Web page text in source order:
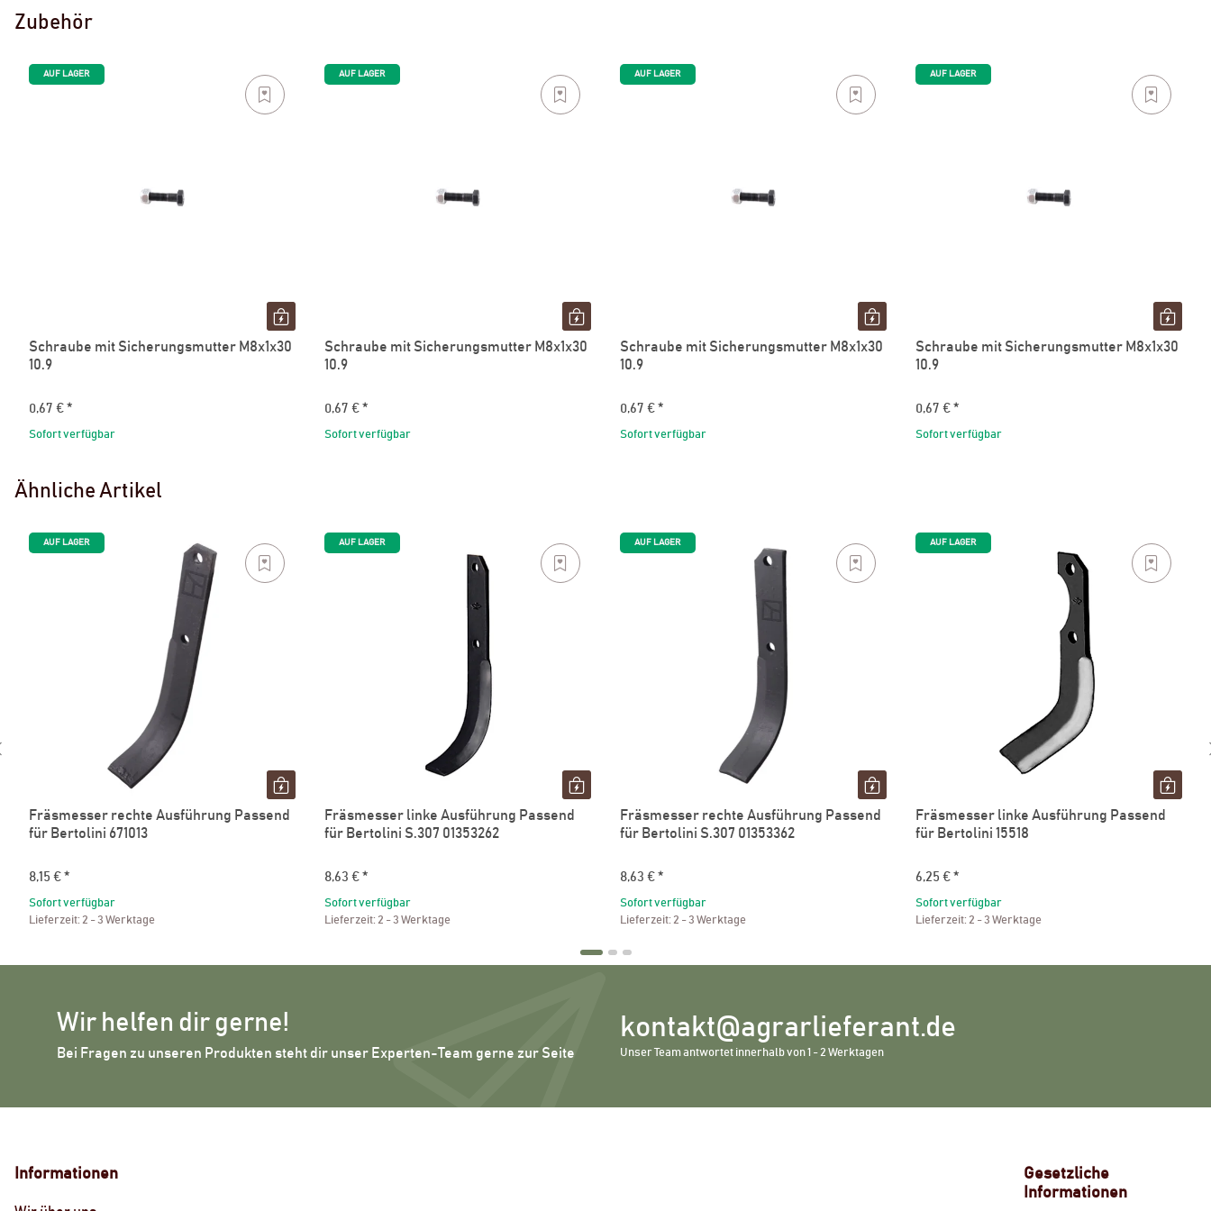
Zubehör
AUF LAGER
Schraube mit Sicherungsmutter M8x1x30
10.9
0,67 € *
Sofort verfügbar
AUF LAGER
Schraube mit Sicherungsmutter M8x1x30
10.9
0,67 € *
Sofort verfügbar
AUF LAGER
Schraube mit Sicherungsmutter M8x1x30
10.9
0,67 € *
Sofort verfügbar
AUF LAGER
Schraube mit Sicherungsmutter M8x1x30
10.9
0,67 € *
Sofort verfügbar
Ähnliche Artikel
AUF LAGER
Fräsmesser rechte Ausführung Passend
für Bertolini 671013
8,15 € *
Sofort verfügbar
Lieferzeit: 2 - 3 Werktage
AUF LAGER
Fräsmesser linke Ausführung Passend
für Bertolini S.307 01353262
8,63 € *
Sofort verfügbar
Lieferzeit: 2 - 3 Werktage
AUF LAGER
Fräsmesser rechte Ausführung Passend
für Bertolini S.307 01353362
8,63 € *
Sofort verfügbar
Lieferzeit: 2 - 3 Werktage
AUF LAGER
Fräsmesser linke Ausführung Passend
für Bertolini 15518
6,25 € *
Sofort verfügbar
Lieferzeit: 2 - 3 Werktage
Wir helfen dir gerne!
Bei Fragen zu unseren Produkten steht dir unser Experten-Team gerne zur Seite
kontakt@agrarlieferant.de
Unser Team antwortet innerhalb von 1 - 2 Werktagen
Informationen
Gesetzliche
Informationen